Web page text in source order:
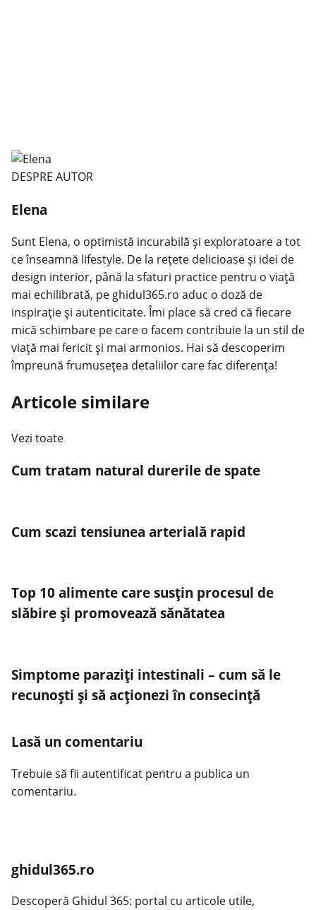
DESPRE AUTOR
Elena
Sunt Elena, o optimistă incurabilă și exploratoare a tot
ce înseamnă lifestyle. De la rețete delicioase și idei de
design interior, până la sfaturi practice pentru o viață
mai echilibrată, pe ghidul365.ro aduc o doză de
inspirație și autenticitate. Îmi place să cred că fiecare
mică schimbare pe care o facem contribuie la un stil de
viață mai fericit și mai armonios. Hai să descoperim
împreună frumusețea detaliilor care fac diferența!
Articole similare
Vezi toate
Cum tratam natural durerile de spate
Cum scazi tensiunea arterială rapid
Top 10 alimente care susțin procesul de
slăbire și promovează sănătatea
Simptome paraziți intestinali – cum să le
recunoști și să acționezi în consecință
Lasă un comentariu
Trebuie să fii autentificat pentru a publica un
comentariu.
ghidul365.ro
Descoperă Ghidul 365: portal cu articole utile,